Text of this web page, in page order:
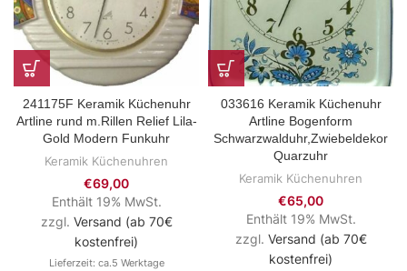
241175F Keramik Küchenuhr
Artline rund m.Rillen Relief Lila-
Gold Modern Funkuhr
Keramik Küchenuhren
€69,00
Enthält 19% MwSt.
zzgl. Versand (ab 70€
kostenfrei)
Lieferzeit: ca.5 Werktage
033616 Keramik Küchenuhr
Artline Bogenform
Schwarzwalduhr,Zwiebeldekor
Quarzuhr
Keramik Küchenuhren
€65,00
Enthält 19% MwSt.
zzgl. Versand (ab 70€
kostenfrei)